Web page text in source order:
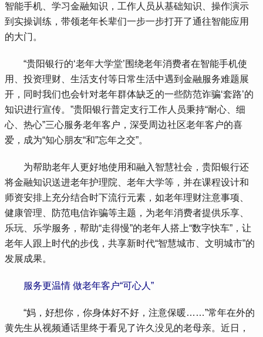
智能手机、学习金融知识，工作人员从基础知识、操作演示
到实操训练，带领老年长辈们一步一步打开了通往智能应用
的大门。
“贵阳银行的‘老年大学堂’围绕老年消费者在智能手机使
用、投资理财、生活支付等日常生活中遇到金融服务难题展
开，同时我们也会针对老年群体缺乏的一些防范诈骗‘套路’的
知识进行宣传。”贵阳银行普定支行工作人员秉持“耐心、细
心、热心”三心服务老年客户，深受周边社区老年客户的喜
爱，成为“知心朋友“和”忘年之交”。
为帮助老年人更好地使用和融入智慧社会，贵阳银行还
将金融知识送进老年护理院、老年大学等，并在课程设计和
师资安排上充分结合时下流行元素，如老年理财注意事项、
健康管理、防范电信诈骗等主题，为老年消费者提供乐享、
乐玩、乐学服务，帮助“走得慢”的老年人搭上“数字快车”，让
老年人跟上时代的步伐，共享新时代“智慧城市、文明城市”的
发展成果。
服务更温情 做老年客户“可心人”
“妈，好想你，你身体好不好，注意保暖……”常年在外的
黄先生从视频通话里终于看见了许久没见的老母亲。近日，